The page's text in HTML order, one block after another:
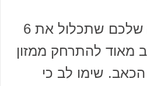
בעת שינוי הדיאטה שלכם שתכלול את 6
מאוד להתרחק ממזון
שימו לב כי